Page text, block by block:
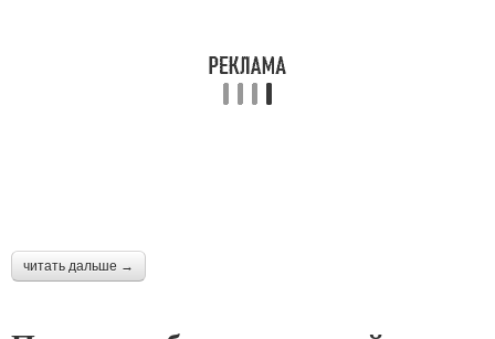
читать дальше →